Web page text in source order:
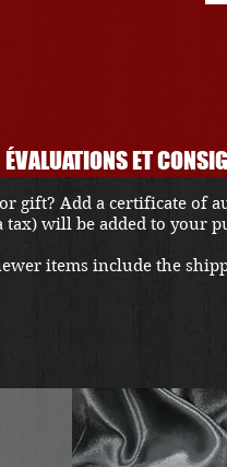
ÉVALUATIONS ET
gift? Add a certificate of
will be added to your
items include the